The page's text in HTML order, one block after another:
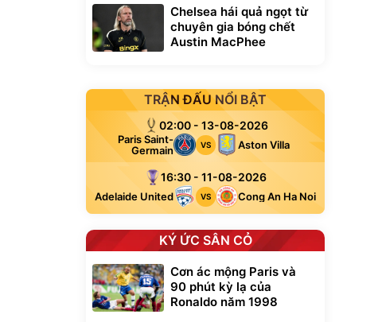
Chelsea hái quả ngọt từ
chuyên gia bóng chết
Austin MacPhee
TRẬN ĐẤU NỔI BẬT
02:00 - 13-08-2026
Paris Saint-
Germain
VS Aston Villa
16:30 - 11-08-2026
Adelaide United VS Cong An Ha Noi
KÝ ỨC SÂN CỎ
Cơn ác mộng Paris và
90 phút kỳ lạ của
Ronaldo năm 1998